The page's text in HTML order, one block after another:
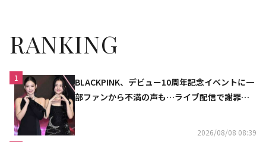
RANKING
1
BLACKPINK、デビュー10周年記念イベントに一
部ファンから不満の声も…ライブ配信で謝罪
2026/08/08 08:39